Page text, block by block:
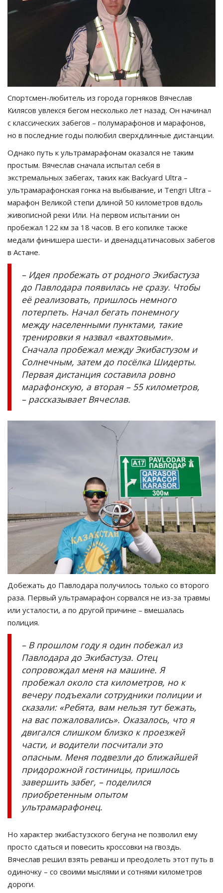
Спортсмен-любитель из города горняков Вячеслав
Килясов увлекся бегом несколько лет назад. Он начинал
с классических забегов – полумарафонов и марафонов,
но в последние годы полюбил сверхдлинные дистанции.
Однако путь к ультрамарафонам оказался не таким
простым. Вячеслав сначала испытал себя в
экстремальных забегах, таких как Backyard Ultra –
ультрамарафонская гонка на выбывание, и Tengri Ultra –
марафон Великой степи длиной 50 километров вдоль
живописной реки Или. На первом испытании он
пробежал 122 км за 18 часов. В его копилке также
медали финишера шести- и двенадцатичасовых забегов
в Астане.
– Идея пробежать от родного Экибастуза
до Павлодара появилась не сразу. Чтобы
её реализовать, пришлось немного
потерпеть. Начал бегать понемногу
между населенными пунктами, такие
тренировки я назвал «вахтовыми».
Сначала пробежал между Экибастузом и
Солнечным, затем до посёлка Шидерты.
Первая дистанция составила ровно
марафонскую, а вторая – 55 километров,
– рассказывает Вячеслав.
Добежать до Павлодара получилось только со второго
раза. Первый ультрамарафон сорвался не из-за травмы
или усталости, а по другой причине – вмешалась
полиция.
– В прошлом году я один побежал из
Павлодара до Экибастуза. Отец
сопровождал меня на машине. Я
пробежал около ста километров, но к
вечеру подъехали сотрудники полиции и
сказали: «Ребята, вам нельзя тут бежать,
на вас пожаловались». Оказалось, что я
двигался слишком близко к проезжей
части, и водители посчитали это
опасным. Меня подвезли до ближайшей
придорожной гостиницы, пришлось
завершить забег, – поделился
приобретенным опытом
ультрамарафонец.
Но характер экибастузского бегуна не позволил ему
просто сдаться и повесить кроссовки на гвоздь.
Вячеслав решил взять реванш и преодолеть этот путь в
одиночку – со своими мыслями и сотнями километров
дороги.